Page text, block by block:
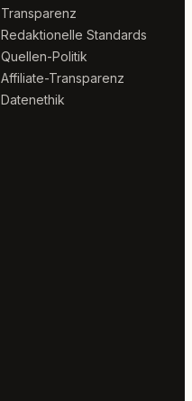
Transparenz
Redaktionelle Standards
Quellen-Politik
Affiliate-Transparenz
Datenethik